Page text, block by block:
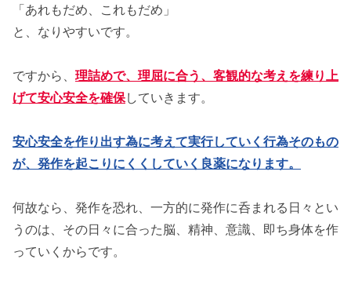
「あれもだめ、これもだめ」
と、なりやすいです。
ですから、 理詰めで、理屈に合う、客観的な考えを練り上
げて安心安全を確保していきます。
安心安全を作り出す為に考えて実行していく行為そのもの
が、発作を起こりにくくしていく良薬になります。
何故なら、発作を恐れ、一方的に発作に呑まれる日々とい
うのは、その日々に合った脳、精神、意識、即ち身体を作
っていくからです。